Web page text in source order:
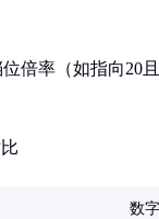
倍率（如指向20
数